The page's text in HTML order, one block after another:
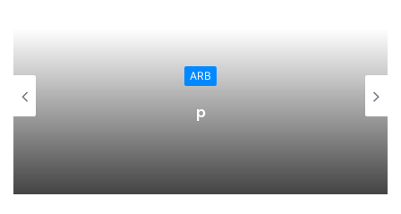
El CD Promete se desconectó cuando quedaba 1:36 del Q1
y no regresó hasta que el reloj marcó 3:36 para alcanzar el
descanso. En ese periodo, el Valencia Basket siguió
ARB
p